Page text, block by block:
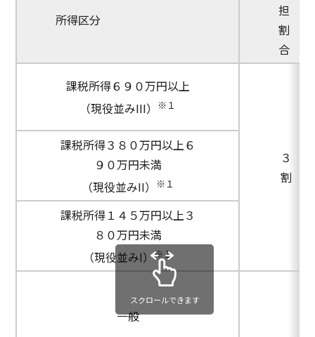
所得区分
担
割
合
課税所得６９０万円以上
（現役並みIII）
※１
３
割
課税所得３８０万円以上６
９０万円未満
（現役並みII）
※１
課税所得１４５万円以上３
８０万円未満
（現役並みI）※１
一般
スクロールできます